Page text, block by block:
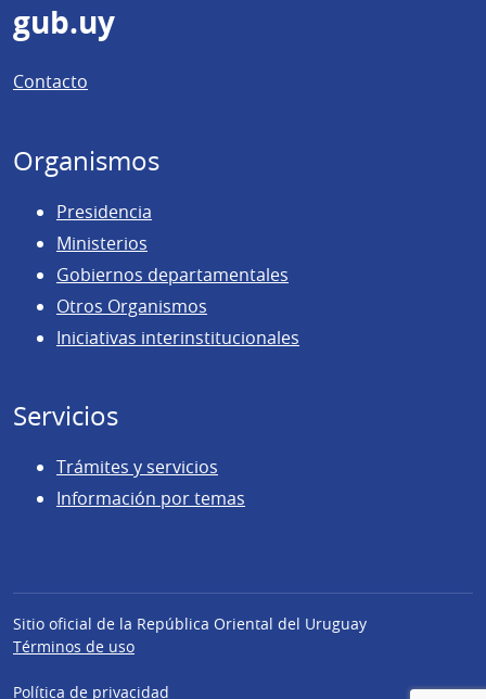
Pie
de
página
gub.uy
Contacto
Organismos
Presidencia
Ministerios
Gobiernos departamentales
Otros Organismos
Iniciativas interinstitucionales
Servicios
Trámites y servicios
Información por temas
Sitio oficial de la República Oriental del Uruguay
Términos de uso
Política de privacidad